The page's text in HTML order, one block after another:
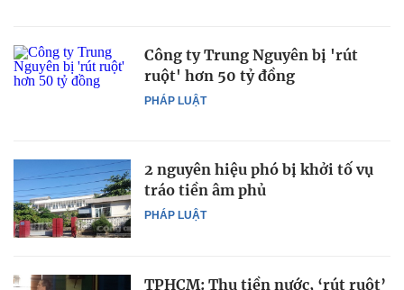
PHÁP LUẬT
Công ty Trung Nguyên bị 'rút
ruột' hơn 50 tỷ đồng
PHÁP LUẬT
2 nguyên hiệu phó bị khởi tố vụ
tráo tiền âm phủ
TPHCM: Thu tiền nước, ‘rút ruột’